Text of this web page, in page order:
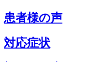
患者様の声
対応症状